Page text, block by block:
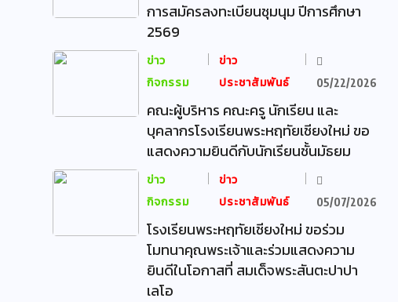
การสมัครลงทะเบียนชุมนุม ปีการศึกษา
2569
ข่าว
กิจกรรม
ข่าว
ประชาสัมพันธ์
05/22/2026
คณะผู้บริหาร คณะครู นักเรียน และ
บุคลากรโรงเรียนพระหฤทัยเชียงใหม่ ขอ
แสดงความยินดีกับนักเรียนชั้นมัธยม
ข่าว
กิจกรรม
ข่าว
ประชาสัมพันธ์
05/07/2026
โรงเรียนพระหฤทัยเชียงใหม่ ขอร่วม
โมทนาคุณพระเจ้าและร่วมแสดงความ
ยินดีในโอกาสที่ สมเด็จพระสันตะปาปา
เลโอ